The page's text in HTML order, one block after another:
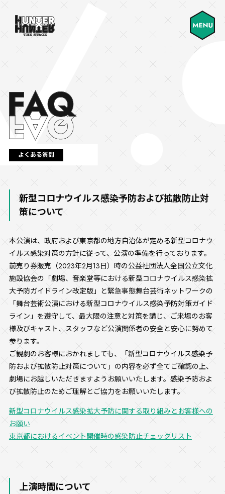
よくある質問
新型コロナウイルス感染予防および拡散防止対
策について
本公演は、政府および東京都の地方自治体が定める新型コロナウ
イルス感染対策の方針に従って、公演の準備を行っております。
前売り券販売（2023年2月13日）時の公益社団法人全国公立文化
施設協会の「劇場、音楽堂等における新型コロナウイルス感染拡
大予防ガイドライン改定版」と緊急事態舞台芸術ネットワークの
「舞台芸術公演における新型コロナウイルス感染予防対策ガイド
ライン」を遵守して、最大限の注意と対策を講じ、ご来場のお客
様及びキャスト、スタッフなど公演関係者の安全と安心に努めて
参ります。
ご観劇のお客様におかれましても、「新型コロナウイルス感染予
防および拡散防止対策について」の内容を必ず全てご確認の上、
劇場にお越しいただきますようお願いいたします。感染予防およ
び拡散防止のためご理解とご協力をお願いいたします。
新型コロナウイルス感染拡大予防に関する取り組みとお客様への
お願い
東京都におけるイベント開催時の感染防止チェックリスト
上演時間について